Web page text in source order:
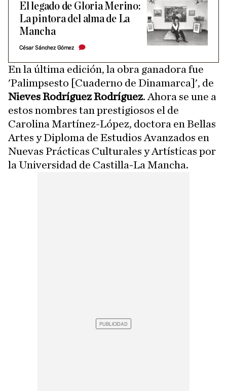
El legado de Gloria Merino:
La pintora del alma de La
Mancha
César Sánchez Gómez
En la última edición, la obra ganadora fue
'Palimpsesto [Cuaderno de Dinamarca]', de
Nieves Rodríguez Rodríguez. Ahora se une a
estos nombres tan prestigiosos el de
Carolina Martínez-López, doctora en Bellas
Artes y Diploma de Estudios Avanzados en
Nuevas Prácticas Culturales y Artísticas por
la Universidad de Castilla-La Mancha.